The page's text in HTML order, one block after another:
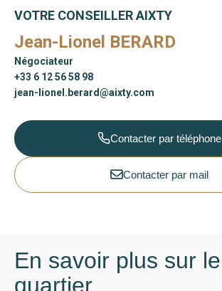
VOTRE CONSEILLER AIXTY
Jean-Lionel BERARD
Négociateur
+33 6 12 56 58 98
jean-lionel.berard@aixty.com
Contacter par téléphone
Contacter par mail
En savoir plus sur le
quartier